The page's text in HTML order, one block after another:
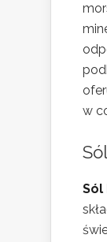
w
Sól